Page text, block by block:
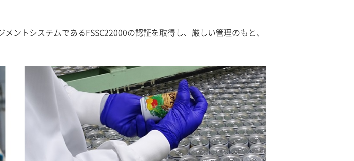
ントシステムであるFSSC22000の認証を取得し、厳しい管理のもと、